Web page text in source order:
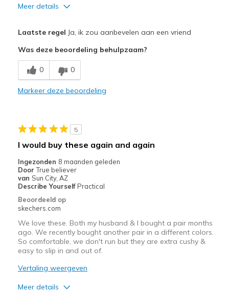
Meer details
Breathe Well
Comfortable
perfect
Beste toepassingen
Casual Wear
Travel
Width
Feels true to width
Sizing
Feels true to size
Laatste regel Ja, ik zou aanbevelen aan een vriend
Was deze beoordeling behulpzaam?
0 0
Markeer deze beoordeling
5
I would buy these again and again
Ingezonden 8 maanden geleden
Door True believer
van Sun City, AZ
Describe Yourself Practical
Beoordeeld op
skechers.com
We love these. Both my husband & I bought a pair months
ago. We recently bought another pair in a different colors.
So comfortable, we don't run but they are extra cushy &
easy to slip in and out of.
Vertaling weergeven
Meer details